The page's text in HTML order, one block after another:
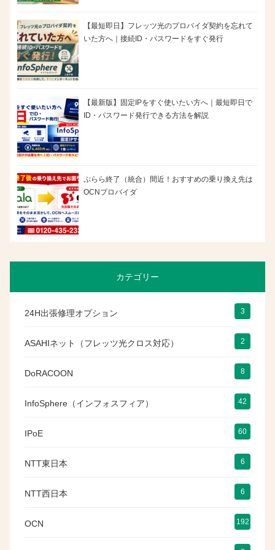
【最短即日】フレッツ光のプロバイダ契約を忘れて
いた方へ｜接続ID・パスワードをすぐ発行
【最新版】固定IPをすぐ使いたい方へ｜最短即日で
ID・パスワード発行できる方法を解説
ぷらら終了（統合）間近！おすすめの乗り換え先は
OCNプロバイダ
カテゴリー
24H出張修理オプション 3
ASAHIネット（フレッツ光クロス対応） 2
DoRACOON 8
InfoSphere（インフォスフィア） 42
IPoE 60
NTT東日本 6
NTT西日本 6
OCN 192